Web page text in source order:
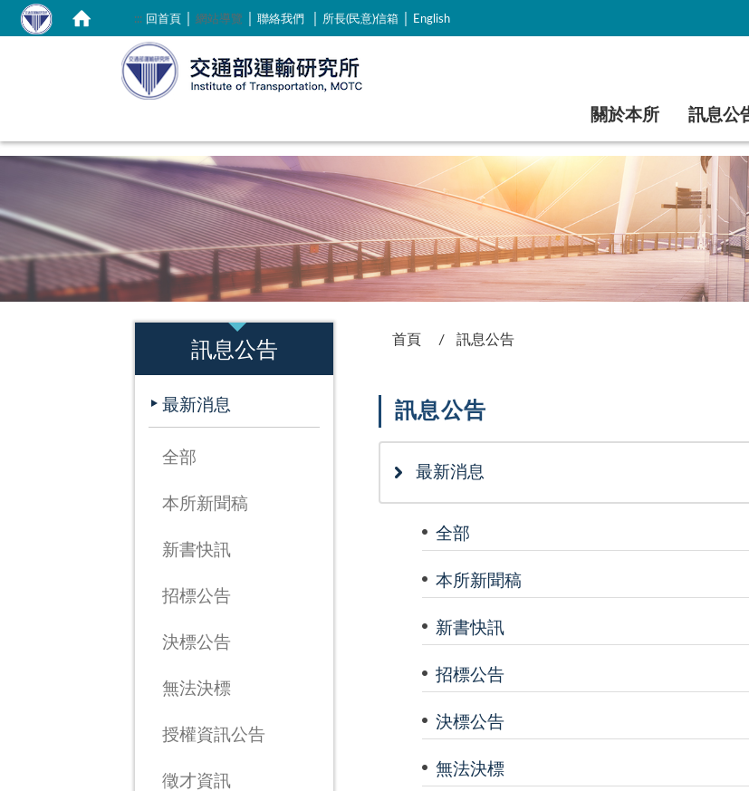
::: 回首頁｜ 網站導覽 聯絡我們｜ 所長(民意)信箱｜ English
關於本所 訊息公
訊息公告
最新消息
全部
本所新聞稿
新書快訊
招標公告
決標公告
無法決標
授權資訊公告
徵才資訊
首頁 訊息公告
訊息公告
最新消息
全部
本所新聞稿
新書快訊
招標公告
決標公告
無法決標